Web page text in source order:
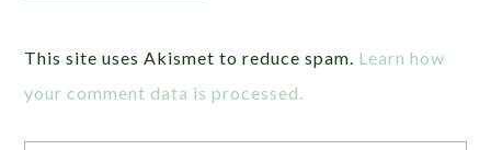
This site uses Akismet to reduce spam. Learn how
your comment data is processed.